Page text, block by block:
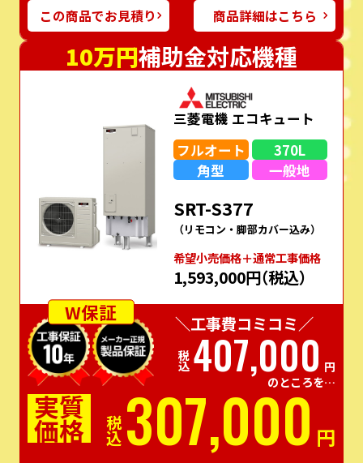
この商品でお見積り 商品詳細はこちら
10万円補助金対応機種
三菱電機 エコキュート
フルオート
370L
角型
一般地
SRT-S377
（リモコン・脚部カバー込み）
希望⼩売価格＋通常⼯事価格
1,593,000円（税込）
W保証
＼工事費コミコミ／
税込407,000 円
のところを…
実質
価格 税込307,000 円